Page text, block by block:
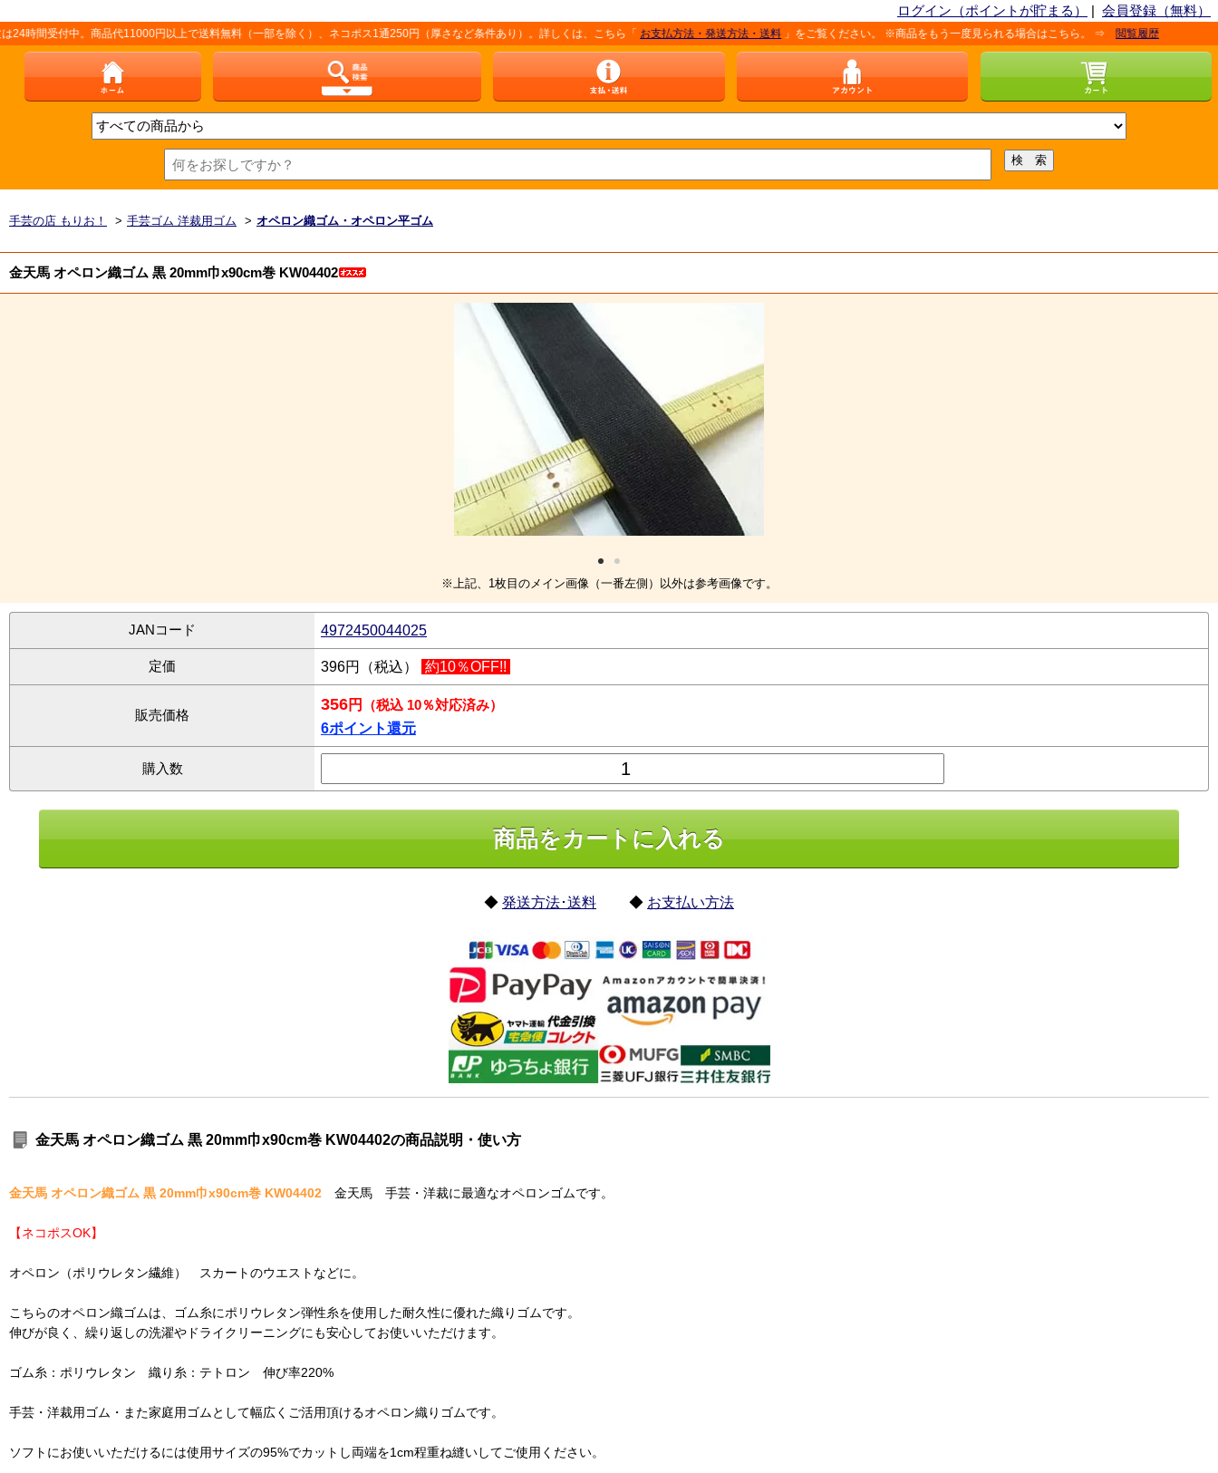
ログイン（ポイントが貯まる） | 会員登録（無料）
。商品代11000円以上で送料無料（一部を除く）、ネコポス1通250円（厚さなど条件あり）。詳しくは、こちら「お支払方法・発送方法・送料」をご覧ください。 ※商品をもう一度見られる場合はこちら。 ⇒ 閲覧履歴
手芸の店 もりお！ > 手芸ゴム 洋裁用ゴム > オペロン織ゴム・オペロン平ゴム
金天馬 オペロン織ゴム 黒 20mm巾x90cm巻 KW04402
※上記、1枚目のメイン画像（一番左側）以外は参考画像です。
JANコード 4972450044025
定価 396円（税込） 約10％OFF!!
販売価格
356円
（税込 10％対応済み）
6ポイント還元
購入数
◆ 発送方法･送料 ◆ お支払い方法
金天馬 オペロン織ゴム 黒 20mm巾x90cm巻 KW04402の商品説明・使い方
金天馬 オペロン織ゴム 黒 20mm巾x90cm巻 KW04402 金天馬 手芸・洋裁に最適なオペロンゴムです。
【ネコポスOK】
オペロン（ポリウレタン繊維） スカートのウエストなどに。
こちらのオペロン織ゴムは、ゴム糸にポリウレタン弾性糸を使用した耐久性に優れた織りゴムです。
伸びが良く、繰り返しの洗濯やドライクリーニングにも安心してお使いいただけます。
ゴム糸：ポリウレタン 織り糸：テトロン 伸び率220%
手芸・洋裁用ゴム・また家庭用ゴムとして幅広くご活用頂けるオペロン織りゴムです。
ソフトにお使いいただけるには使用サイズの95%でカットし両端を1cm程重ね縫いしてご使用ください。